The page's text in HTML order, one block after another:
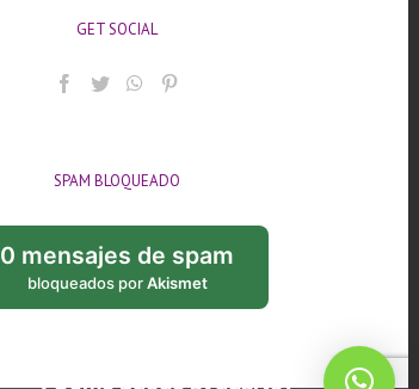
GET SOCIAL
SPAM BLOQUEADO
0 mensajes de spam
bloqueados porAkismet
¿Cómo puedo ayudarte?